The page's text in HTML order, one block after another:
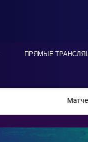
ПРЯМЫЕ